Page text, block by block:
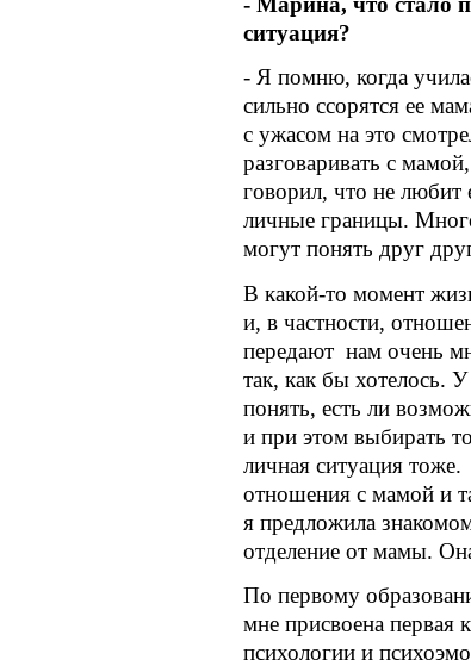
ситуация?
- Я помню, когда
сильно ссорятся ее
с ужасом на это
разговаривать с
говорил, что не любит
личные границы.
могут понять друг
В какой-то момент
и, в частности,
передают нам очень
так, как бы хотелось.
понять, есть ли
и при этом выбирать
личная ситуация
отношения с мамой и
я предложила
отделение от мамы.
По первому
мне присвоена первая
психологии и